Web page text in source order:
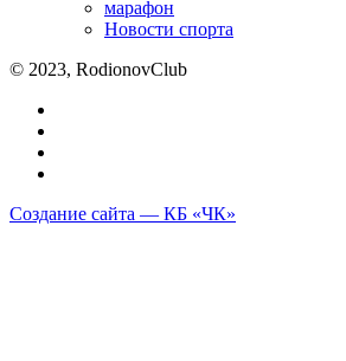
марафон
Новости спорта
© 2023, RodionovClub
Создание сайта — КБ «ЧК»